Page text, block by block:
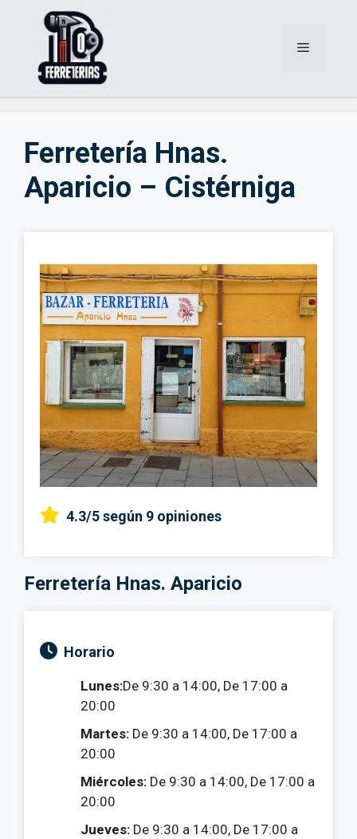
Menú
Ferretería Hnas.
Aparicio – Cistérniga
4.3/5según 9 opiniones
Ferretería Hnas. Aparicio
Horario
Lunes:De 9:30 a 14:00, De 17:00 a
20:00
Martes: De 9:30 a 14:00, De 17:00 a
20:00
Miércoles: De 9:30 a 14:00, De 17:00 a
20:00
Jueves: De 9:30 a 14:00, De 17:00 a